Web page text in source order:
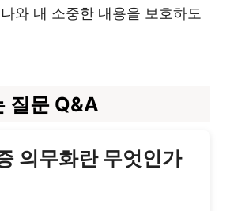
와 내 소중한 내용을 보호하도
질문 Q&A
의무화란 무엇인가